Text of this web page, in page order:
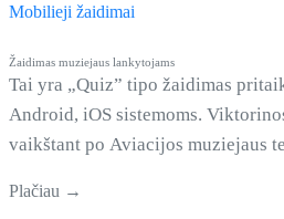
Taip pat kiekvieną iliustracija
href="https://clousy.com/kitokia-
lietuva/">Continued</a>
Mobilieji žaidimai
Žaidimas muziejaus lankytojams
Tai yra „Quiz” tipo žaidimas
Android, iOS sistemoms.
vaikštant po Aviacijos muziejaus
reikia rasti atitinkamą eksponatą ir
Plačiau →